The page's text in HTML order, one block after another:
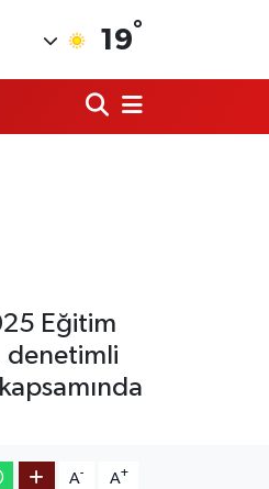
19°
Eğitim
denetimli
A- A+